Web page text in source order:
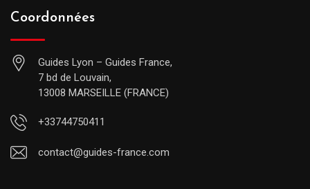
Coordonnées
Guides Lyon – Guides France,
7 bd de Louvain,
13008 MARSEILLE (FRANCE)
+33744750411
contact@guides-france.com